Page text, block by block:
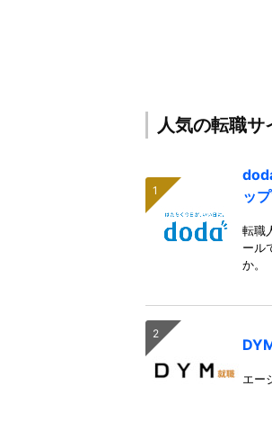
人気の転職サ
ッ
転職
ール
か。
エー